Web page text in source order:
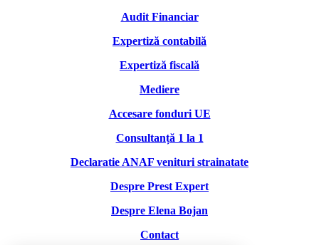
Audit Financiar
Expertiză contabilă
Expertiză fiscală
Mediere
Accesare fonduri UE
Consultanță 1 la 1
Declaratie ANAF venituri strainatate
Despre Prest Expert
Despre Elena Bojan
Contact